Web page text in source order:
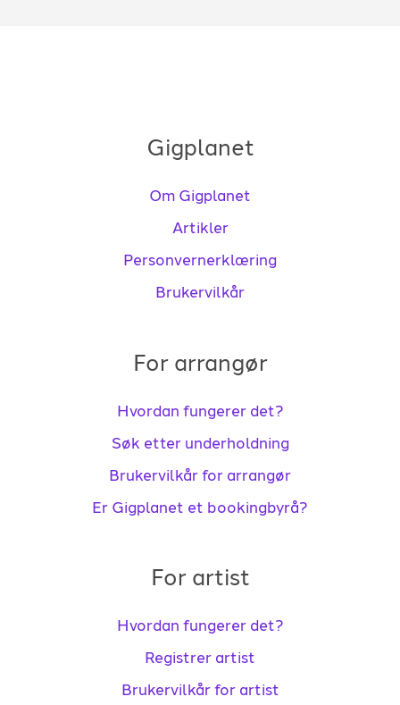
Gigplanet
Om Gigplanet
Artikler
Personvernerklæring
Brukervilkår
For arrangør
Hvordan fungerer det?
Søk etter underholdning
Brukervilkår for arrangør
Er Gigplanet et bookingbyrå?
For artist
Hvordan fungerer det?
Registrer artist
Brukervilkår for artist